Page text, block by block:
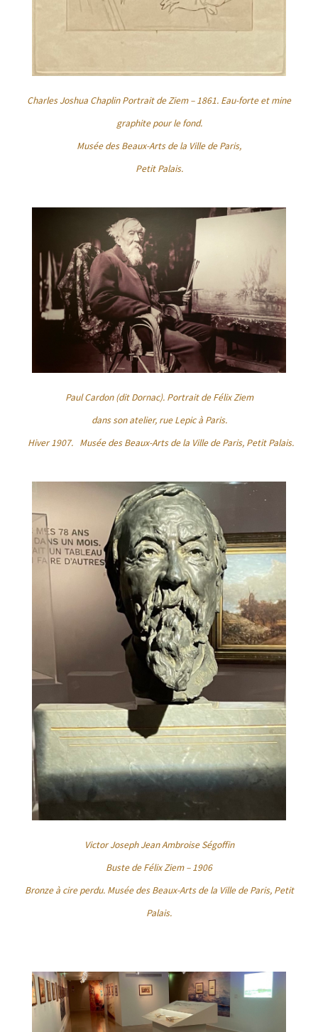
Charles Joshua Chaplin Portrait de Ziem – 1861. Eau-forte et mine
graphite pour le fond.
Musée des Beaux-Arts de la Ville de Paris,
Petit Palais.
Paul Cardon (dit Dornac). Portrait de Félix Ziem
dans son atelier, rue Lepic à Paris.
Hiver 1907. Musée des Beaux-Arts de la Ville de Paris, Petit Palais.
Victor Joseph Jean Ambroise Ségoffin
Buste de Félix Ziem – 1906
Bronze à cire perdu. Musée des Beaux-Arts de la Ville de Paris, Petit
Palais.